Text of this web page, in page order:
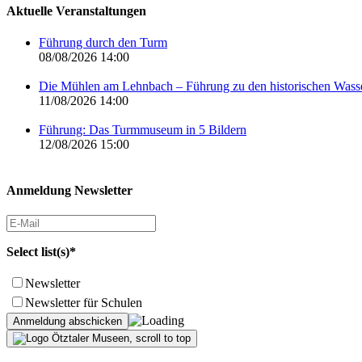
Aktuelle Veranstaltungen
Führung durch den Turm
08/08/2026 14:00
Die Mühlen am Lehnbach – Führung zu den historischen
11/08/2026 14:00
Führung: Das Turmmuseum in 5 Bildern
12/08/2026 15:00
Anmeldung Newsletter
Select list(s)*
Newsletter
Newsletter für Schulen